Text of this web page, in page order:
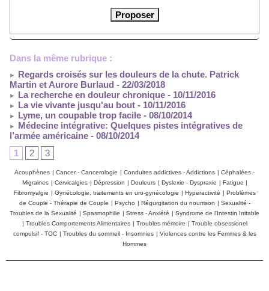
Dans la même rubrique :
Regards croisés sur les douleurs de la chute. Patrick
Martin et Aurore Burlaud - 22/03/2018
La recherche en douleur chronique - 10/11/2016
La vie vivante jusqu'au bout - 10/11/2016
Lyme, un coupable trop facile - 08/10/2014
Médecine intégrative: Quelques pistes intégratives de
l’armée américaine - 08/10/2014
1
2 3
Acouphènes | Cancer - Cancerologie | Conduites addictives - Addictions | Céphalées -
Migraines | Cervicalgies | Dépression | Douleurs | Dyslexie - Dyspraxie | Fatigue |
Fibromyalgie | Gynécologie, traitements en uro-gynécologie | Hyperactivité | Problèmes
de Couple - Thérapie de Couple | Psycho | Régurgitation du nourrison | Sexualité -
Troubles de la Sexualité | Spasmophilie | Stress - Anxiété | Syndrome de l'Intestin Irritable
| Troubles Comportements Alimentaires | Troubles mémoire | Trouble obsessionel
compulsif - TOC | Troubles du sommeil - Insomnies | Violences contre les Femmes & les
Hommes